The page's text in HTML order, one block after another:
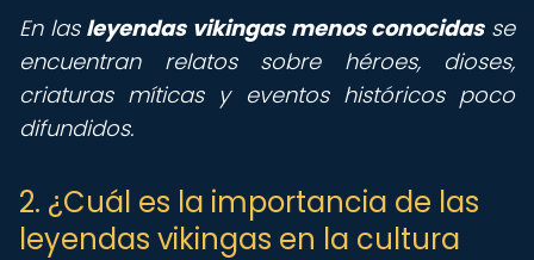
En las leyendas vikingas menos conocidasse
encuentran relatos sobre héroes, dioses,
criaturas míticas y eventos históricos poco
difundidos.
2. ¿Cuál es la importancia de las
leyendas vikingas en la cultura